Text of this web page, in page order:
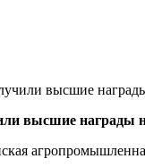
высшие награды
высшие награды